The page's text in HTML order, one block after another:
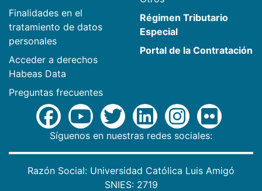
Finalidades en el
tratamiento de datos
personales
Acceder a derechos
Habeas Data
Preguntas frecuentes
Régimen Tributario
Especial
Portal de la Contratación
Síguenos en nuestras redes sociales:
Razón Social: Universidad Católica Luis Amigó
SNIES: 2719